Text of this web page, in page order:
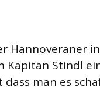
Hannoveraner
Kapitän Stindl
man es